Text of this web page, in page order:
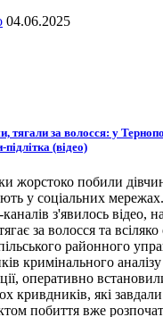
04.06.2025
тягали за волосся: у
(відео)
жорстоко побили
у соціальних
з'явилось відео,
за волосся та
районного
кримінального аналізу
оперативно
кривдників, які
побиття вже